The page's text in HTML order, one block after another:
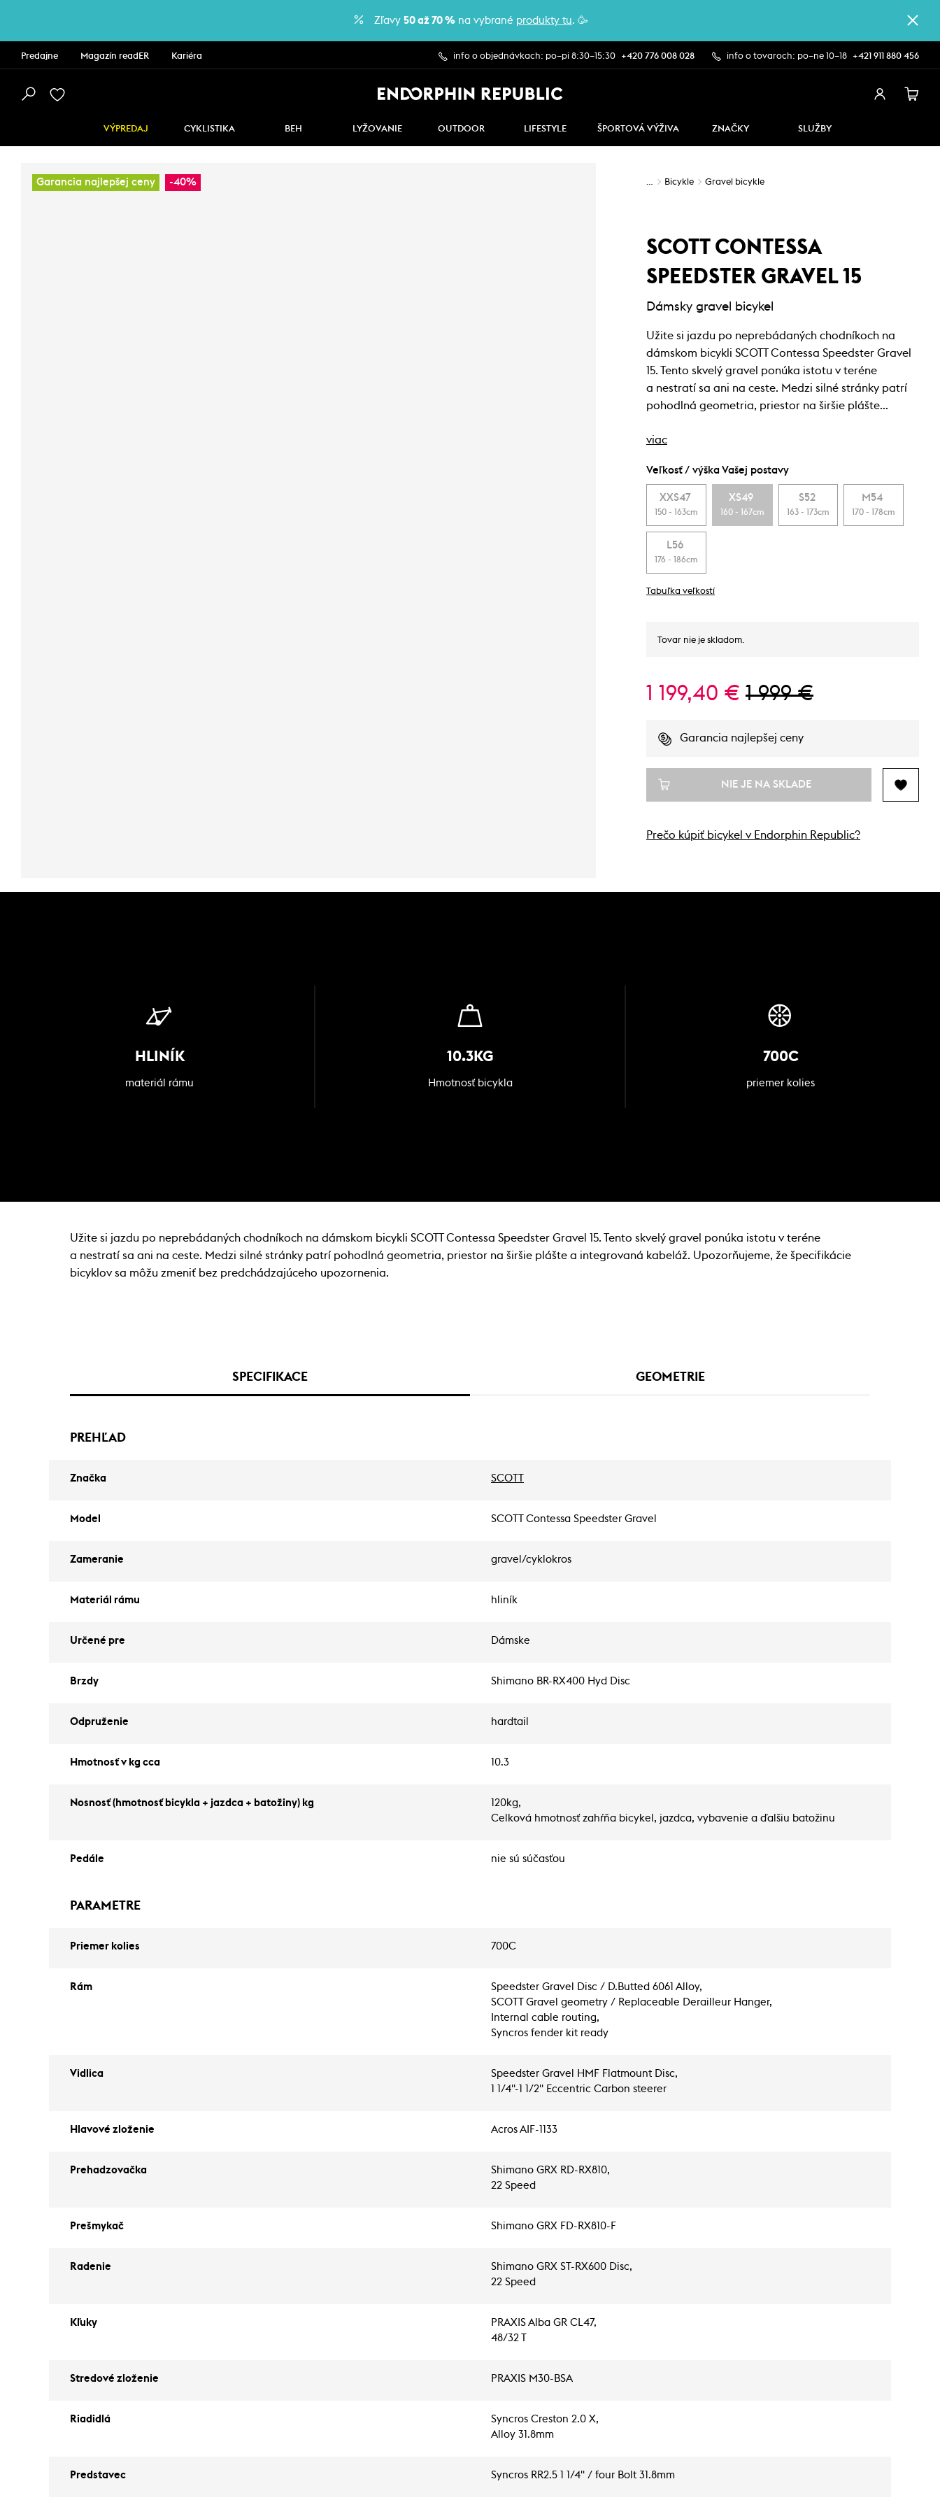
Zľavy 50 až 70 % na vybrané produkty tu. 🥳
Predajne Magazín readER Kariéra info o objednávkach: po–pi 8:30–15:30 +420 776 008 028 info o tovaroch: po–ne 10–18 +421 911 880 456
VÝPREDAJ CYKLISTIKA BEH LYŽOVANIE OUTDOOR LIFESTYLE ŠPORTOVÁ VÝŽIVA ZNAČKY SLUŽBY
Garancia najlepšej ceny -40% … Bicykle Gravel bicykle
SCOTT CONTESSA
SPEEDSTER GRAVEL 15
Dámsky gravel bicykel
Užite si jazdu po neprebádaných chodníkoch na
dámskom bicykli SCOTT Contessa Speedster Gravel
15. Tento skvelý gravel ponúka istotu v teréne
a nestratí sa ani na ceste. Medzi silné stránky patrí
pohodlná geometria, priestor na širšie plášte…
viac
Veľkosť / výška Vašej postavy
XXS47
150 - 163cm
XS49
160 - 167cm
S52
163 - 173cm
M54
170 - 178cm
L56
176 - 186cm
Tabuľka veľkostí
Tovar nie je skladom.
1 199,40 € 1 999 €
Garancia najlepšej ceny
NIE JE NA SKLADE
Prečo kúpiť bicykel v Endorphin Republic?
HLINÍK
materiál rámu
10.3KG
Hmotnosť bicykla
700C
priemer kolies
Užite si jazdu po neprebádaných chodníkoch na dámskom bicykli SCOTT Contessa Speedster Gravel 15. Tento skvelý gravel ponúka istotu v teréne
a nestratí sa ani na ceste. Medzi silné stránky patrí pohodlná geometria, priestor na širšie plášte a integrovaná kabeláž. Upozorňujeme, že špecifikácie
bicyklov sa môžu zmeniť bez predchádzajúceho upozornenia.
SPECIFIKACE GEOMETRIE
PREHĽAD
Značka SCOTT
Model SCOTT Contessa Speedster Gravel
Zameranie gravel/cyklokros
Materiál rámu hliník
Určené pre Dámske
Brzdy Shimano BR-RX400 Hyd Disc
Odpruženie hardtail
Hmotnosť v kg cca 10.3
Nosnosť (hmotnosť bicykla + jazdca + batožiny) kg
120kg,
Celková hmotnosť zahŕňa bicykel, jazdca, vybavenie a ďalšiu batožinu
Pedále nie sú súčasťou
PARAMETRE
Priemer kolies 700C
Rám
Speedster Gravel Disc / D.Butted 6061 Alloy,
SCOTT Gravel geometry / Replaceable Derailleur Hanger,
Internal cable routing,
Syncros fender kit ready
Vidlica
Speedster Gravel HMF Flatmount Disc,
1 1/4"-1 1/2" Eccentric Carbon steerer
Hlavové zloženie Acros AIF-1133
Prehadzovačka
Shimano GRX RD-RX810,
22 Speed
Prešmykač Shimano GRX FD-RX810-F
Radenie
Shimano GRX ST-RX600 Disc,
22 Speed
Kľuky
PRAXIS Alba GR CL47,
48/32 T
Stredové zloženie PRAXIS M30-BSA
Riadidlá
Syncros Creston 2.0 X,
Alloy 31.8mm
Predstavec Syncros RR2.5 1 1/4" / four Bolt 31.8mm